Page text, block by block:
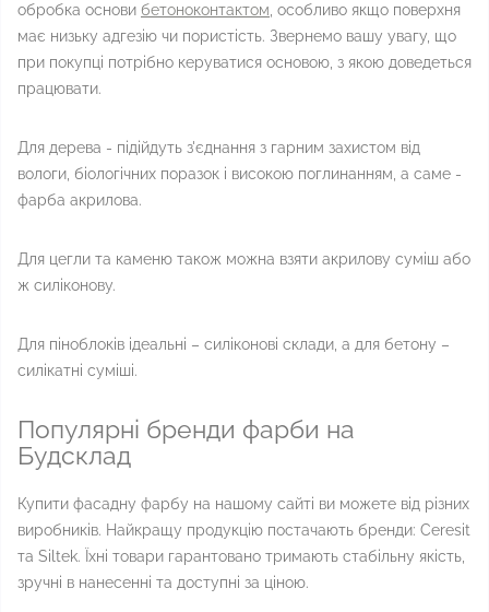
обробка основи бетоноконтактом , особливо якщо поверхня
має низьку адгезію чи пористість. Звернемо вашу увагу, що
при покупці потрібно керуватися основою, з якою доведеться
працювати.
Для дерева - підійдуть з'єднання з гарним захистом від
вологи, біологічних поразок і високою поглинанням, а саме -
фарба акрилова.
Для цегли та каменю також можна взяти акрилову суміш або
ж силіконову.
Для піноблоків ідеальні – силіконові склади, а для бетону –
силікатні суміші.
Популярні бренди фарби на
Будсклад
Купити фасадну фарбу на нашому сайті ви можете від різних
виробників. Найкращу продукцію постачають бренди: Ceresit
та Siltek. Їхні товари гарантовано тримають стабільну якість,
зручні в нанесенні та доступні за ціною.